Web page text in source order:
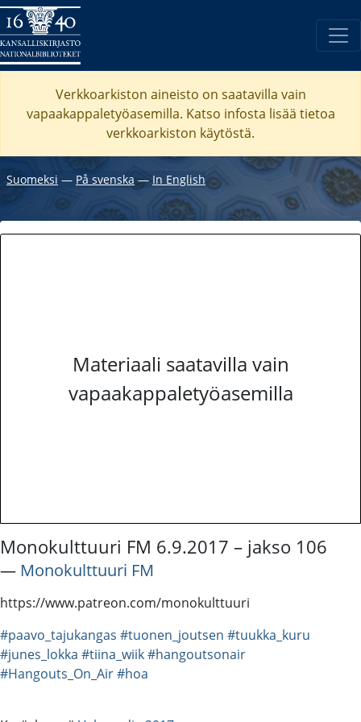
Verkkoarkiston aineisto on saatavilla vain
vapaakappaletyöasemilla. Katso infosta lisää tietoa
verkkoarkiston käytöstä.
Suomeksi ― På svenska― In English
Materiaali saatavilla vain
vapaakappaletyöasemilla
Monokulttuuri FM 6.9.2017 – jakso 106
― Monokulttuuri FM
https://www.patreon.com/monokulttuuri
#paavo_tajukangas #tuonen_joutsen #tuukka_kuru
#junes_lokka #tiina_wiik#hangoutsonair
#Hangouts_On_Air#hoa